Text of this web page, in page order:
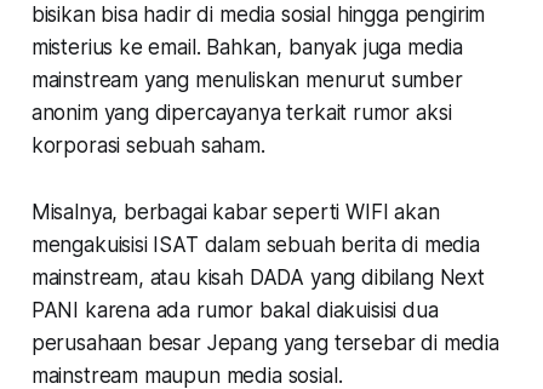
bisikan bisa hadir di media sosial hingga pengirim
misterius ke email. Bahkan, banyak juga media
mainstream yang menuliskan menurut sumber
anonim yang dipercayanyaterkait rumor aksi
korporasi sebuah saham.
Misalnya, berbagai kabar seperti WIFI akan
mengakuisisi ISAT dalam sebuah berita di media
mainstream, atau kisah DADA yang dibilang Next
PANI karena ada rumor bakal diakuisisi dua
perusahaan besar Jepang yang tersebar di media
mainstream maupun media sosial.